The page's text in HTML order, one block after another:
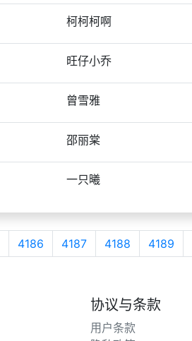
柯柯柯啊
旺仔小乔
曾雪雅
邵丽棠
一只曦
4186 4187 4188 4189
协议与条款
用户条款